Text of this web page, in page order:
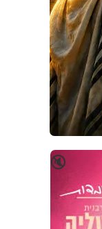
🔇